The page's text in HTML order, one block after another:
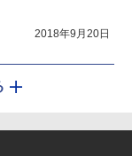
2018年9月20日